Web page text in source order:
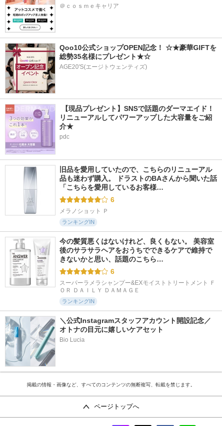
＠ｃｏｓｍｅキャリア
Qoo10公式ショップOPEN記念！ ☆★豪華GIFTを
総勢35名様にプレゼント★☆
AGE20'S(エージトウェンティズ)
【現品プレゼント】SNSで話題のダーマエイド！
リニューアルしてパワーアップした大容量をご紹
介★
pdc
旧品を愛用していたので、こちらのリニューアル
品も迷わず購入。 ドラストのBAさんから聞いた話
「こちらを愛用しているお客様…
6
メラノショット Ｐ
ランキングIN
今の髪質悪くはないけれど、良くもない。 美容室
後のサラサラヘアをおうちでできるケアで維持で
きないかと思い、話題のこちら…
6
スーパーラメラシャンプー&EXモイストトリートメント Ｆ
ＯＲ ＤＡＩＬＹ ＤＡＭＡＧＥ
ランキングIN
＼公式Instagramスタッフアカウント開設記念／
オトナの目元に嬉しいケアセット
Bio Lucia
掲載の情報・画像など、すべてのコンテンツの無断複写、転載を禁じます。
ページトップへ